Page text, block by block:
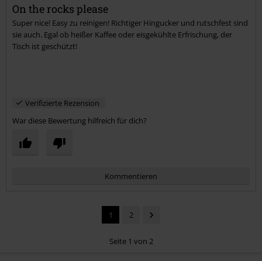
Kommentar jetzt abschicken!
On the rocks please
Super nice! Easy zu reinigen! Richtiger Hingucker und rutschfest sind
sie auch. Egal ob heißer Kaffee oder eisgekühlte Erfrischung, der
Tisch ist geschützt!
Verifizierte Rezension
War diese Bewertung hilfreich für dich?
Kommentieren
1 2
Seite 1 von 2